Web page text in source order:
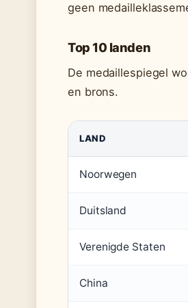
geen
Top 10 landen
De medaillespiegel
en brons.
LAND
Noorwegen
Duitsland
Verenigde Staten
China